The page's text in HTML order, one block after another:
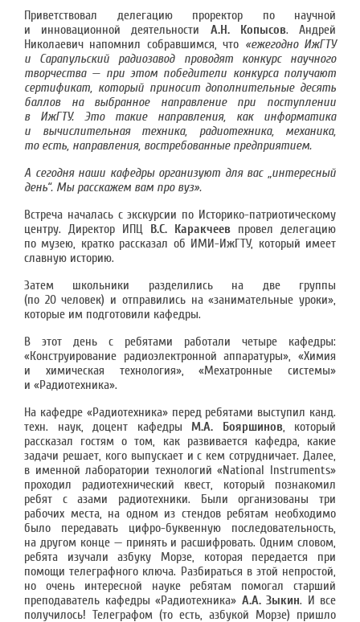
Приветствовал делегацию проректор по научной
и инновационной деятельности А.Н. Копысов. Андрей
Николаевич напомнил собравшимся, что «ежегодно ИжГТУ
и Сарапульский радиозавод проводят конкурс научного
творчества — при этом победители конкурса получают
сертификат, который приносит дополнительные десять
баллов на выбранное направление при поступлении
в ИжГТУ. Это такие направления, как информатика
и вычислительная техника, радиотехника, механика,
то есть, направления, востребованные предприятием.
А сегодня наши кафедры организуют для вас „интересный
день“. Мы расскажем вам про вуз».
Встреча началась с экскурсии по Историко-патриотическому
центру. Директор ИПЦ В.С. Каракчеев провел делегацию
по музею, кратко рассказал об ИМИ-ИжГТУ, который имеет
славную историю.
Затем школьники разделились на две группы
(по 20 человек) и отправились на «занимательные уроки»,
которые им подготовили кафедры.
В этот день с ребятами работали четыре кафедры:
«Конструирование радиоэлектронной аппаратуры», «Химия
и химическая технология», «Мехатронные системы»
и «Радиотехника».
На кафедре «Радиотехника» перед ребятами выступил канд.
техн. наук, доцент кафедры М.А. Бояршинов, который
рассказал гостям о том, как развивается кафедра, какие
задачи решает, кого выпускает и с кем сотрудничает. Далее,
в именной лаборатории технологий «National Instruments»
проходил радиотехнический квест, который познакомил
ребят с азами радиотехники. Были организованы три
рабочих места, на одном из стендов ребятам необходимо
было передавать цифро-буквенную последовательность,
на другом конце — принять и расшифровать. Одним словом,
ребята изучали азбуку Морзе, которая передается при
помощи телеграфного ключа. Разбираться в этой непростой,
но очень интересной науке ребятам помогал старший
преподаватель кафедры «Радиотехника» А.А. Зыкин. И все
получилось! Телеграфом (то есть, азбукой Морзе) пришло